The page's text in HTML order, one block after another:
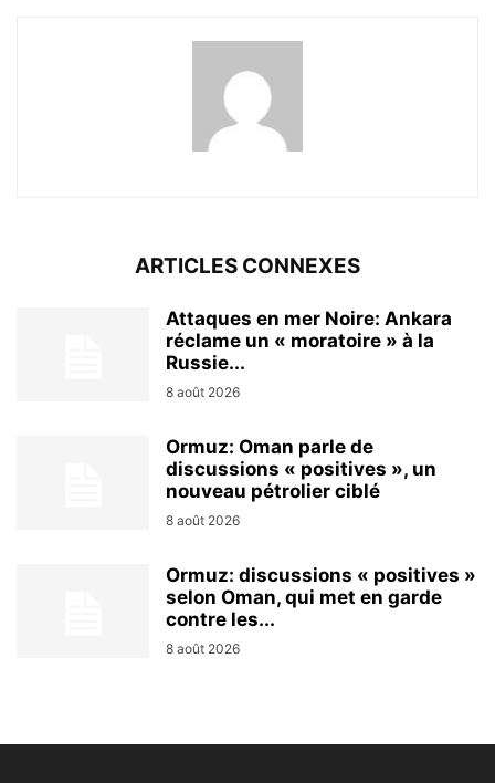
ARTICLES CONNEXES
Attaques en mer Noire: Ankara
réclame un « moratoire » à la
Russie...
8 août 2026
Ormuz: Oman parle de
discussions « positives », un
nouveau pétrolier ciblé
8 août 2026
Ormuz: discussions « positives »
selon Oman, qui met en garde
contre les...
8 août 2026